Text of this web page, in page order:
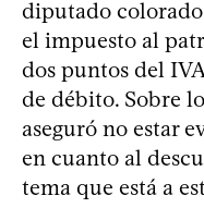
diputado
el impuesto al
dos puntos del
de débito. Sobre
aseguró no estar
en cuanto al
tema que está a